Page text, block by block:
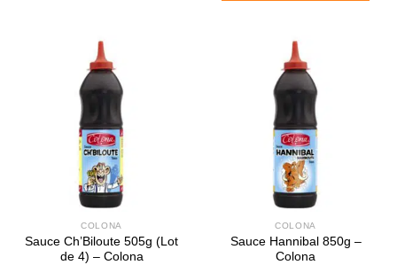
COLONA
Sauce Ch’Biloute 505g (Lot
de 4) – Colona
COLONA
Sauce Hannibal 850g –
Colona